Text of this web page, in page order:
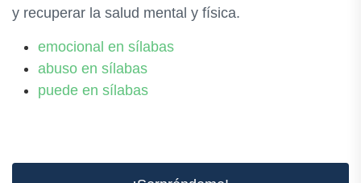
y recuperar la salud mental y física.
emocional en sílabas
abuso en sílabas
puede en sílabas